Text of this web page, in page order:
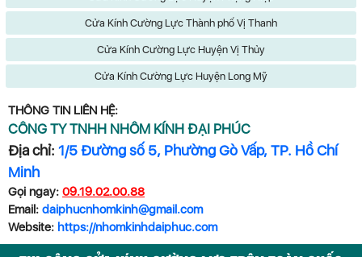
Cửa Kính Cường Lực Thành phố Vị Thanh
Cửa Kính Cường Lực Huyện Vị Thủy
Cửa Kính Cường Lực Huyện Long Mỹ
THÔNG TIN LIÊN HỆ:
CÔNG TY TNHH NHÔM KÍNH ĐẠI PHÚC
Địa chỉ: 1/5 Đường số 5, Phường Gò Vấp, TP. Hồ Chí
Minh
Gọi ngay: 09.19.02.00.88
Email: daiphucnhomkinh@gmail.com
Website: https://nhomkinhdaiphuc.com